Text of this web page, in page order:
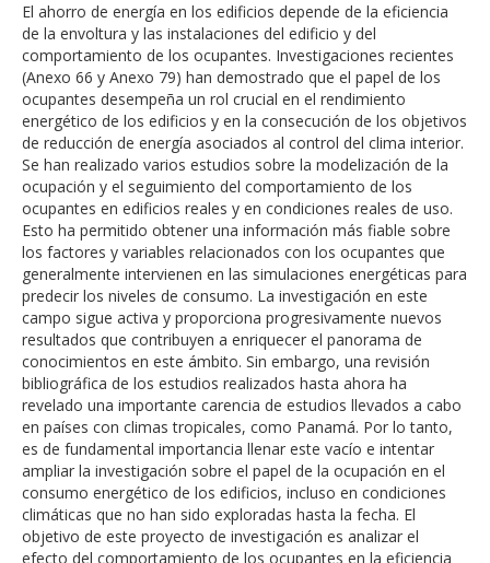
El ahorro de energía en los edificios depende de la eficiencia
de la envoltura y las instalaciones del edificio y del
comportamiento de los ocupantes. Investigaciones recientes
(Anexo 66 y Anexo 79) han demostrado que el papel de los
ocupantes desempeña un rol crucial en el rendimiento
energético de los edificios y en la consecución de los objetivos
de reducción de energía asociados al control del clima interior.
Se han realizado varios estudios sobre la modelización de la
ocupación y el seguimiento del comportamiento de los
ocupantes en edificios reales y en condiciones reales de uso.
Esto ha permitido obtener una información más fiable sobre
los factores y variables relacionados con los ocupantes que
generalmente intervienen en las simulaciones energéticas para
predecir los niveles de consumo. La investigación en este
campo sigue activa y proporciona progresivamente nuevos
resultados que contribuyen a enriquecer el panorama de
conocimientos en este ámbito. Sin embargo, una revisión
bibliográfica de los estudios realizados hasta ahora ha
revelado una importante carencia de estudios llevados a cabo
en países con climas tropicales, como Panamá. Por lo tanto,
es de fundamental importancia llenar este vacío e intentar
ampliar la investigación sobre el papel de la ocupación en el
consumo energético de los edificios, incluso en condiciones
climáticas que no han sido exploradas hasta la fecha. El
objetivo de este proyecto de investigación es analizar el
efecto del comportamiento de los ocupantes en la eficiencia